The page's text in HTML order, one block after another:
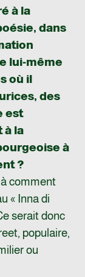
à la
dans
lui-même
où il
des
est
à la
à
?
comment
« Inna di
serait donc
populaire,
ou